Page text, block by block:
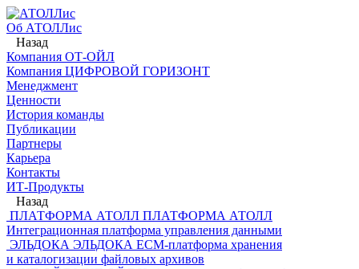
Об АТОЛЛис
Назад
Компания ОТ-ОЙЛ
Компания ЦИФРОВОЙ ГОРИЗОНТ
Менеджмент
Ценности
История команды
Публикации
Партнеры
Карьера
Контакты
ИТ-Продукты
Назад
ПЛАТФОРМА АТОЛЛ ПЛАТФОРМА АТОЛЛ
Интеграционная платформа управления данными
ЭЛЬДОКА ЭЛЬДОКА ECM-платформа хранения
и каталогизации файловых архивов